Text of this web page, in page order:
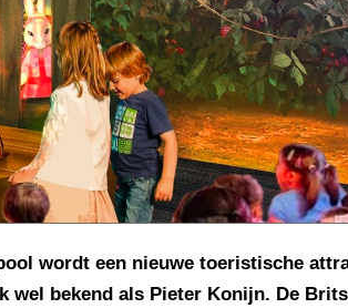
wordt een nieuwe toeristische
wel bekend als Pieter Konijn. De